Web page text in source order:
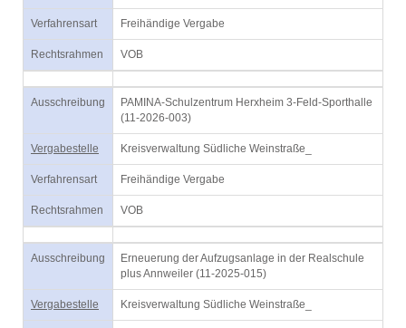
Verfahrensart Freihändige Vergabe
Rechtsrahmen VOB
Ausschreibung
PAMINA-Schulzentrum Herxheim 3-Feld-Sporthalle
(11-2026-003)
Vergabestelle Kreisverwaltung Südliche Weinstraße_
Verfahrensart Freihändige Vergabe
Rechtsrahmen VOB
Ausschreibung
Erneuerung der Aufzugsanlage in der Realschule
plus Annweiler (11-2025-015)
Vergabestelle Kreisverwaltung Südliche Weinstraße_